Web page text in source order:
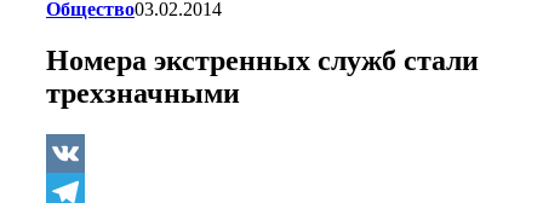
Общество03.02.2014
Номера экстренных служб стали
трехзначными
VK